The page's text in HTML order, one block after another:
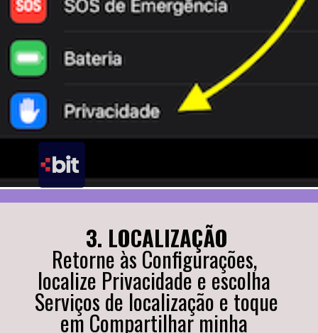
3. LOCALIZAÇÃO
Retorne às Configurações,
localize Privacidade e escolha
Serviços de localização e toque
em Compartilhar minha